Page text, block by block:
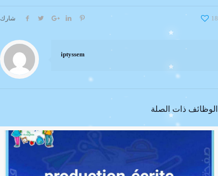
شارك 18
iptyssem
الوظائف ذات الصلة